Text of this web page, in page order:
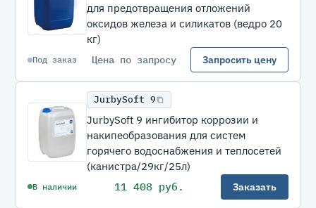
для предотвращения отложений
оксидов железа и силикатов (ведро 20
кг)
Под заказ Цена по запросу Запросить цену
JurbySoft 9
JurbySoft 9 ингибитор коррозии и
накипеобразования для систем
горячего водоснабжения и теплосетей
(канистра/29кг/25л)
В наличии 11 408 руб. Заказать